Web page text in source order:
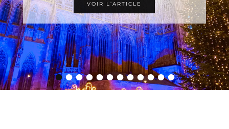
••••••••••••
VOIR L’ARTICLE